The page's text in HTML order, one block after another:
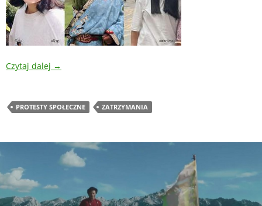
Czytaj dalej →
PROTESTY SPOŁECZNE ZATRZYMANIA